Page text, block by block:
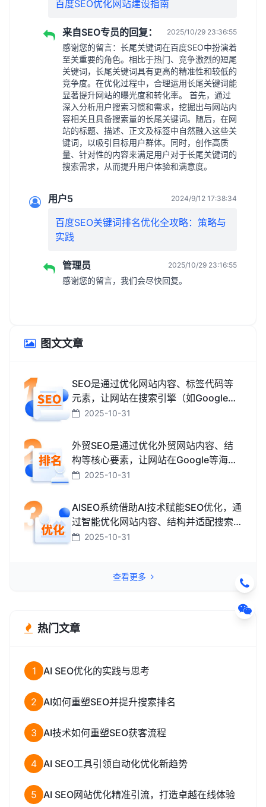
百度SEO优化网站建设指南
来自SEO专员的回复： 2025/10/29 23:36:55
感谢您的留言：长尾关键词在百度SEO中扮演着
至关重要的角色。相比于热门、竞争激烈的短尾
关键词，长尾关键词具有更高的精准性和较低的
竞争度。在优化过程中，合理运用长尾关键词能
显著提升网站的曝光度和转化率。 首先，通过
深入分析用户搜索习惯和需求，挖掘出与网站内
容相关且具备搜索量的长尾关键词。随后，在网
站的标题、描述、正文及标签中自然融入这些关
键词，以吸引目标用户群体。同时，创作高质
量、针对性的内容来满足用户对于长尾关键词的
搜索需求，从而提升用户体验和满意度。
用户5 2024/9/12 17:38:34
百度SEO关键词排名优化全攻略：策略与
实践
管理员 2025/10/29 23:16:55
感谢您的留言，我们会尽快回复。
图文文章
SEO是通过优化网站内容、标签代码等
元素，让网站在搜索引擎（如Google、
百度、搜狗、必应）中排名更靠前，从
2025-10-31
外贸SEO是通过优化外贸网站内容、结
构等核心要素，让网站在Google等海外
搜索引擎中排名靠前，获取海外精准流
2025-10-31
AISEO系统借助AI技术赋能SEO优化，通
过智能优化网站内容、结构并适配搜索
引擎规则，助力网站快速提升排名，从
2025-10-31
查看更多
热门文章
1 AI SEO优化的实践与思考
2 AI如何重塑SEO并提升搜索排名
3 AI技术如何重塑SEO获客流程
4 AI SEO工具引领自动化优化新趋势
5 AI SEO网站优化精准引流，打造卓越在线体验